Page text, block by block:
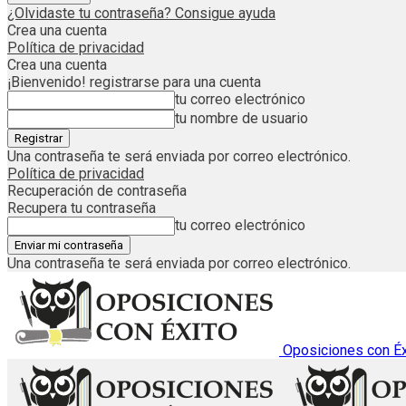
¿Olvidaste tu contraseña? Consigue ayuda
Crea una cuenta
Política de privacidad
Crea una cuenta
¡Bienvenido! registrarse para una cuenta
tu correo electrónico
tu nombre de usuario
Una contraseña te será enviada por correo electrónico.
Política de privacidad
Recuperación de contraseña
Recupera tu contraseña
tu correo electrónico
Una contraseña te será enviada por correo electrónico.
Oposiciones con